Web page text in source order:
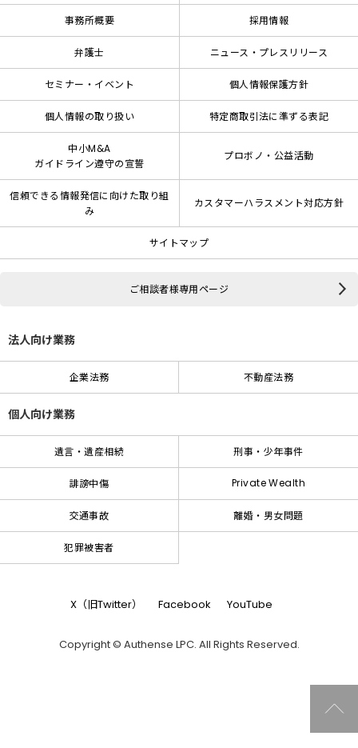
事務所概要 採用情報
弁護士 ニュース・プレスリリース
セミナー・イベント 個人情報保護方針
個人情報の取り扱い 特定商取引法に準ずる表記
中小M&A
ガイドライン遵守の宣誓
プロボノ・公益活動
信頼できる情報発信に向けた取り組
み
カスタマーハラスメント対応方針
サイトマップ
ご相談者様専用ページ
法人向け業務
企業法務 不動産法務
個人向け業務
遺言・遺産相続 刑事・少年事件
誹謗中傷 Private Wealth
交通事故 離婚・男女問題
犯罪被害者
X（旧Twitter） Facebook YouTube
Copyright © Authense LPC. All Rights Reserved.